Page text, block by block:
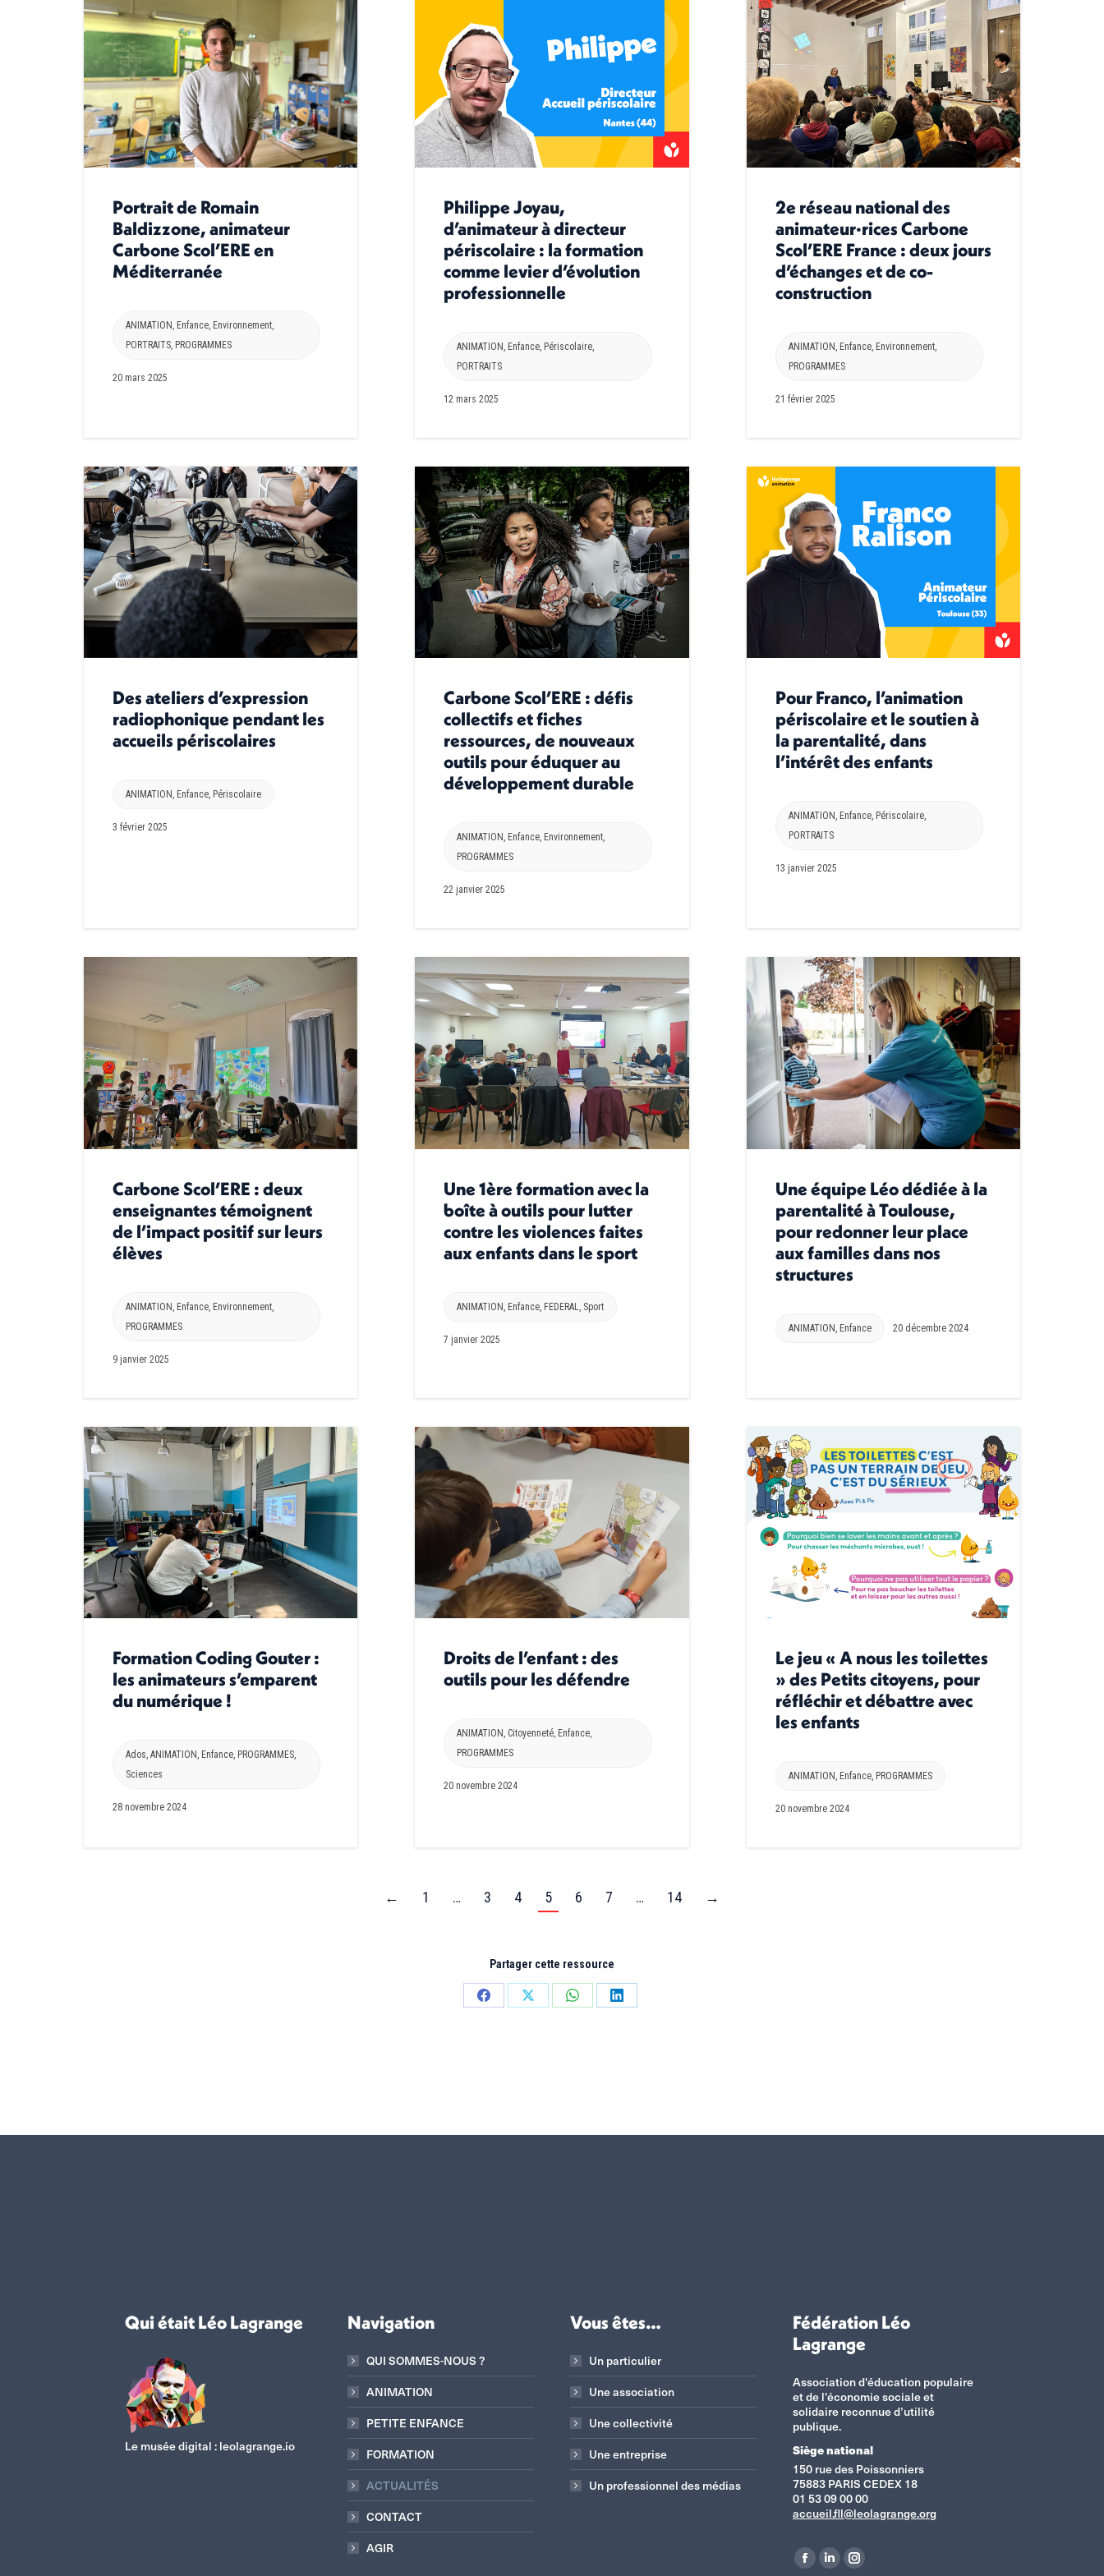
Portrait de Romain
Baldizzone, animateur
Carbone Scol’ERE en
Méditerranée
ANIMATION Enfance Environnement
PORTRAITS PROGRAMMES
20 mars 2025
Philippe Joyau,
d’animateur à directeur
périscolaire : la formation
comme levier d’évolution
professionnelle
ANIMATION Enfance Périscolaire
PORTRAITS
12 mars 2025
2e réseau national des
animateur·rices Carbone
Scol’ERE France : deux jours
d’échanges et de co-
construction
ANIMATION Enfance, Environnement,
PROGRAMMES
21 février 2025
Des ateliers d’expression
radiophonique pendant les
accueils périscolaires
ANIMATION , Enfance, Périscolaire
3 février 2025
Carbone Scol’ERE : défis
collectifs et fiches
ressources, de nouveaux
outils pour éduquer au
développement durable
ANIMATION , Enfance, Environnement,
PROGRAMMES
22 janvier 2025
Pour Franco, l’animation
périscolaire et le soutien à
la parentalité, dans
l’intérêt des enfants
ANIMATION , Enfance, Périscolaire,
PORTRAITS
13 janvier 2025
Carbone Scol’ERE : deux
enseignantes témoignent
de l’impact positif sur leurs
élèves
ANIMATION Enfance Environnement
PROGRAMMES
9 janvier 2025
Une 1ère formation avec la
boîte à outils pour lutter
contre les violences faites
aux enfants dans le sport
ANIMATION Enfance FEDERAL Sport
7 janvier 2025
Une équipe Léo dédiée à la
parentalité à Toulouse,
pour redonner leur place
aux familles dans nos
structures
ANIMATION Enfance 20 décembre 2024
Formation Coding Gouter :
les animateurs s’emparent
du numérique !
Ados, ANIMATION , Enfance, PROGRAMMES,
Sciences
28 novembre 2024
Droits de l’enfant : des
outils pour les défendre
ANIMATION , Citoyenneté, Enfance,
PROGRAMMES
20 novembre 2024
Le jeu « A nous les toilettes
» des Petits citoyens, pour
réfléchir et débattre avec
les enfants
ANIMATION , Enfance, PROGRAMMES
20 novembre 2024
← 1 … 3 4 5 6 7 … 14 →
Partager cette ressource
PartagerPartagerPartagerPartager
Qui était Léo Lagrange
Le musée digital : leolagrange.io
Navigation
QUI SOMMES-NOUS ?
ANIMATION
PETITE ENFANCE
FORMATION
ACTUALITÉS
CONTACT
AGIR
Vous êtes…
Un particulier
Une association
Une collectivité
Une entreprise
Un professionnel des médias
Fédération Léo
Lagrange
Association d'éducation populaire
et de l'économie sociale et
solidaire reconnue d’utilité
publique.
Siège national
150 rue des Poissonniers
75883 PARIS CEDEX 18
01 53 09 00 00
accueil.fll@leolagrange.org
Retrouvez-nous sur :
La
La La